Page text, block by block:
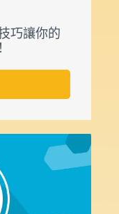
巧讓你的